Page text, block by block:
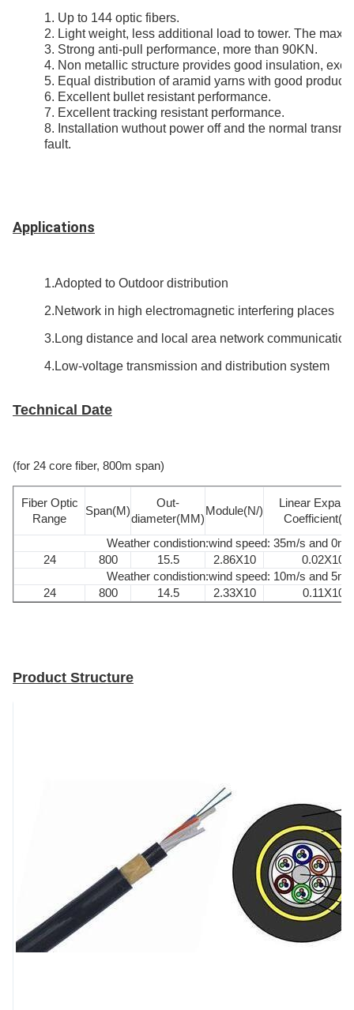
1. Up to 144 optic fibers.
2. Light weight, less additional load to tower. The
3. Strong anti-pull performance, more than 90KN.
4. Non metallic structure provides good insulation,
5. Equal distribution of aramid yarns with good
6. Excellent bullet resistant performance.
7. Excellent tracking resistant performance.
8. Installation wuthout power off and the normal
fault.
Applications
1.Adopted to Outdoor distribution
2.Network in high electromagnetic interfering places
3.Long distance and local area network communication
4.Low-voltage transmission and distribution system
Technical Date
(for 24 core fiber, 800m span)
Fiber Optic
Range
Span(M)
Out-
diameter(MM)
Module(N/)
Linear
Coefficient(1/
Weather condistion:wind speed: 35m/s and
24
800 15.5 2.86X10
0.02X10
Weather condistion:wind speed: 10m/s and
24
800 14.5 2.33X10 0.11X10
Product Structure